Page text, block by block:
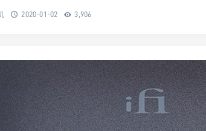
2020-01-02 3,906